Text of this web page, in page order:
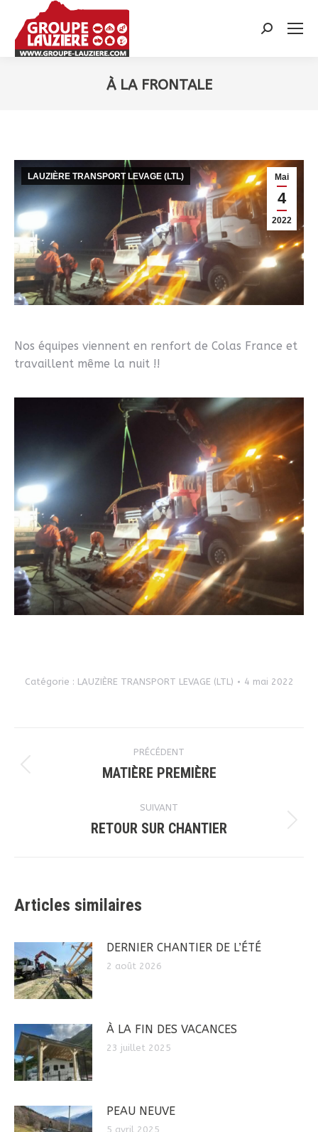
Recherche
À LA FRONTALE
Mai
4
2022
LAUZIÈRE TRANSPORT LEVAGE (LTL)
Nos équipes viennent en renfort de Colas France et
travaillent même la nuit !!
Catégorie : LAUZIÈRE TRANSPORT LEVAGE (LTL) 4 mai 2022
article
PRÉCÉDENT
Article
:
MATIÈRE PREMIÈRE
SUIVANT
Article
RETOUR SUR CHANTIER
Articles similaires
DERNIER CHANTIER DE L’ÉTÉ
2 août 2026
À LA FIN DES VACANCES
23 juillet 2025
PEAU NEUVE
5 avril 2025